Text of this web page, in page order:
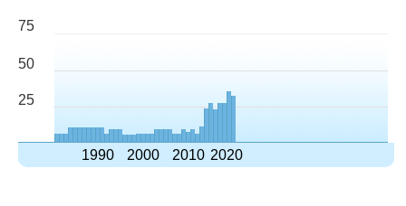
75
50
25
1990 2000 2010 2020